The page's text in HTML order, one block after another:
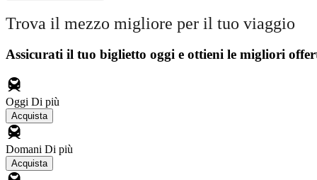
Trova il mezzo migliore per il tuo viaggio
Assicurati il ​​tuo biglietto oggi e ottieni le migliori
Oggi Di più
Acquista
Domani Di più
Acquista